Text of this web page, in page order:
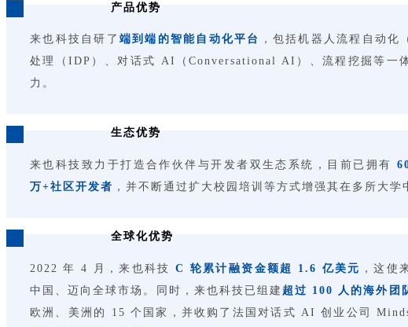
产品优势
来也科技自研了 端到端的智能自动化平台
，包括机器人流程自动化
处理（IDP）、对话式 AI（Conversational AI）、流程挖掘等一
力。
生态优势
来也科技致力于打造合作伙伴与开发者双生态系统，目前已拥有
万+社区开发者 ，并不断通过扩大校园培训等方式增强其在多所大学
全球化优势
2022 年 4 月，来也科技C 轮累计融资金额超 1.6 亿美元 ，这使
中国、迈向全球市场。同时，来也科技已组建 超过 100 人的海外团
欧洲、美洲的 15 个国家，并收购了法国对话式 AI 创业公司